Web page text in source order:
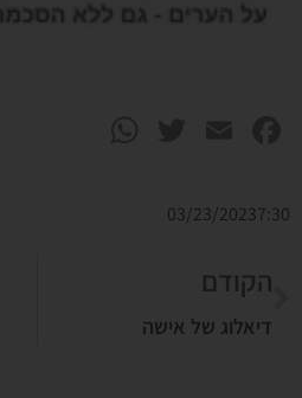
7:30
03/23/2023
הקודם
דיאלוג של אישה